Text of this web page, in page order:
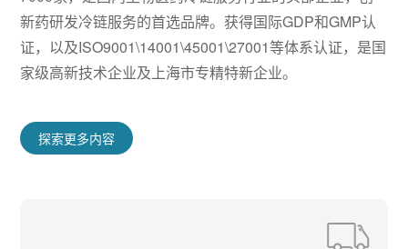
新药研发冷链服务的首选品牌。获得国际GDP和GMP认
证，以及ISO9001\14001\45001\27001等体系认证，是国
家级高新技术企业及上海市专精特新企业。
探索更多内容